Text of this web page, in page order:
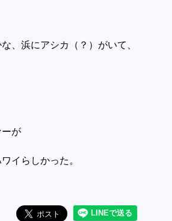
、浜にアシカ（？）がいて、
が
イらしかった。